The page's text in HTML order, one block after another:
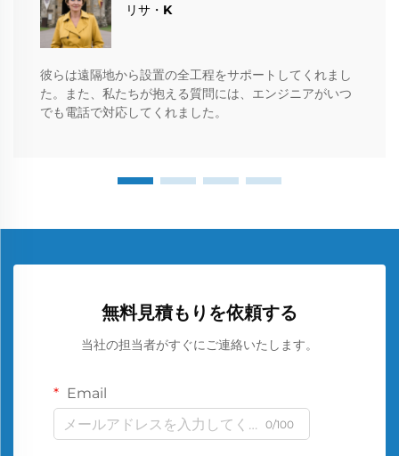
​​リサ・K
彼らは遠隔地から設置の全工程をサポートしてくれまし
た。また、私たちが抱える質問には、エンジニアがいつ
でも電話で対応してくれました。
無料見積もりを依頼する
当社の担当者がすぐにご連絡いたします。
Email
0/100